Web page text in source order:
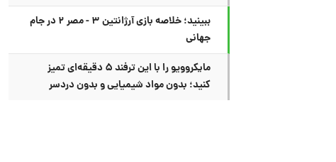
ببینید؛ خلاصه بازی آرژانتین ۳ - مصر ۲ در جام
جهانی
مایکروویو را با این ترفند ۵ دقیقه‌ای تمیز
کنید؛ بدون مواد شیمیایی و بدون دردسر